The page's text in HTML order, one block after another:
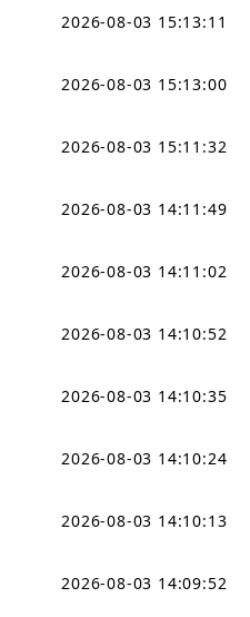
2026-08-03 15:13:11
2026-08-03 15:13:00
2026-08-03 15:11:32
2026-08-03 14:11:49
2026-08-03 14:11:02
2026-08-03 14:10:52
2026-08-03 14:10:35
2026-08-03 14:10:24
2026-08-03 14:10:13
2026-08-03 14:09:52